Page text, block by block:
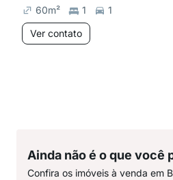
60m² 1
1
Ver contato
Ainda não é o que você
Confira os imóveis à venda em